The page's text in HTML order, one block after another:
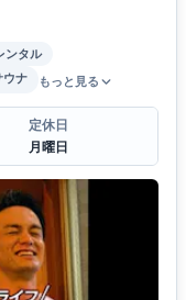
ンタル
ウナ もっと見る
定休日
月曜日